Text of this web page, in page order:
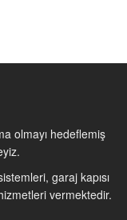
olmayı hedeflemiş
garaj kapısı
vermektedir.